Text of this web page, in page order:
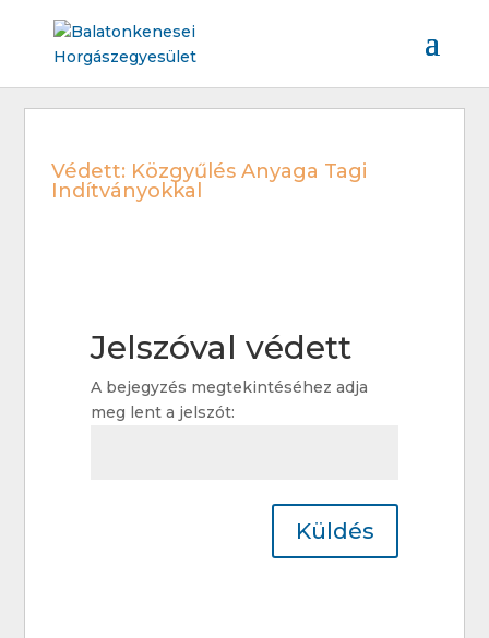
Védett: Közgyűlés Anyaga Tagi
Indítványokkal
Jelszóval védett
A bejegyzés megtekintéséhez adja
meg lent a jelszót:
Küldés